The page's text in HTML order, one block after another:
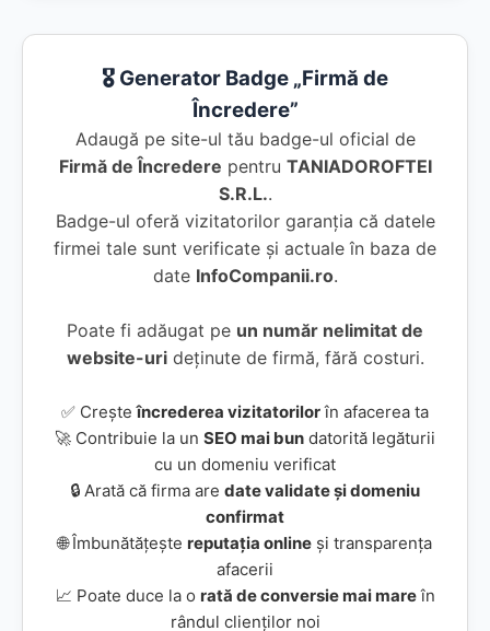
🎖️ Generator Badge „Firmă de
Încredere”
Adaugă pe site-ul tău badge-ul oficial de
Firmă de Încredere pentru TANIADOROFTEI
S.R.L..
Badge-ul oferă vizitatorilor garanția că datele
firmei tale sunt verificate și actuale în baza de
date InfoCompanii.ro.
Poate fi adăugat pe un număr nelimitat de
website-urideținute de firmă, fără costuri.
✅ Creșteîncrederea vizitatorilorîn afacerea ta
🚀 Contribuie la un SEO mai bun datorită legăturii
cu un domeniu verificat
🔒 Arată că firma are date validate și domeniu
confirmat
🌐 Îmbunătățește reputația online și transparența
afacerii
📈 Poate duce la o rată de conversie mai mareîn
rândul clienților noi